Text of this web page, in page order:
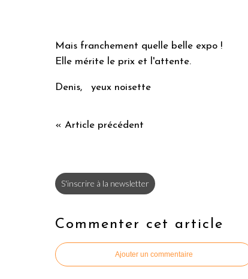
Mais franchement quelle belle expo !
Elle mérite le prix et l'attente.
Denis, yeux noisette
« Article précédent
S'inscrire à la newsletter
Commenter cet article
Ajouter un commentaire